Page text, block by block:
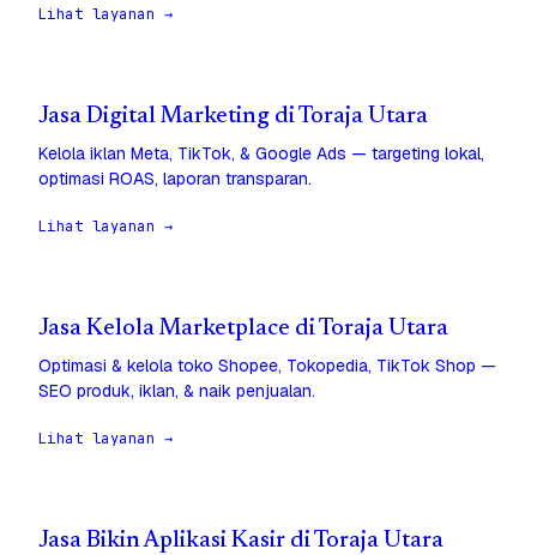
Lihat layanan →
Jasa Digital Marketing di Toraja Utara
Kelola iklan Meta, TikTok, & Google Ads — targeting lokal,
optimasi ROAS, laporan transparan.
Lihat layanan →
Jasa Kelola Marketplace di Toraja Utara
Optimasi & kelola toko Shopee, Tokopedia, TikTok Shop —
SEO produk, iklan, & naik penjualan.
Lihat layanan →
Jasa Bikin Aplikasi Kasir di Toraja Utara